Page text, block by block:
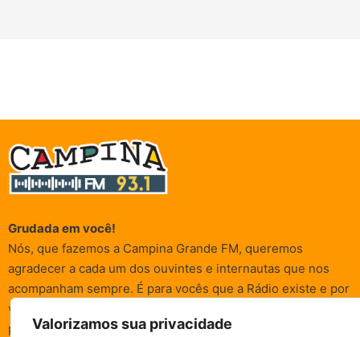
Valorizamos sua privacidade
Grudada em você!
Nós, que fazemos a Campina Grande FM, queremos
agradecer a cada um dos ouvintes e internautas que nos
acompanham sempre. É para vocês que a Rádio existe e por
vocês que as informações (informativas, de entretenimento,
promocionais e de conscientização) são realizadas.